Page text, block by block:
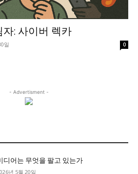
반
일반
: 사이버 렉카
일 0
- Advertisment -
디어는 무엇을 팔고 있는가
년 5월 20일